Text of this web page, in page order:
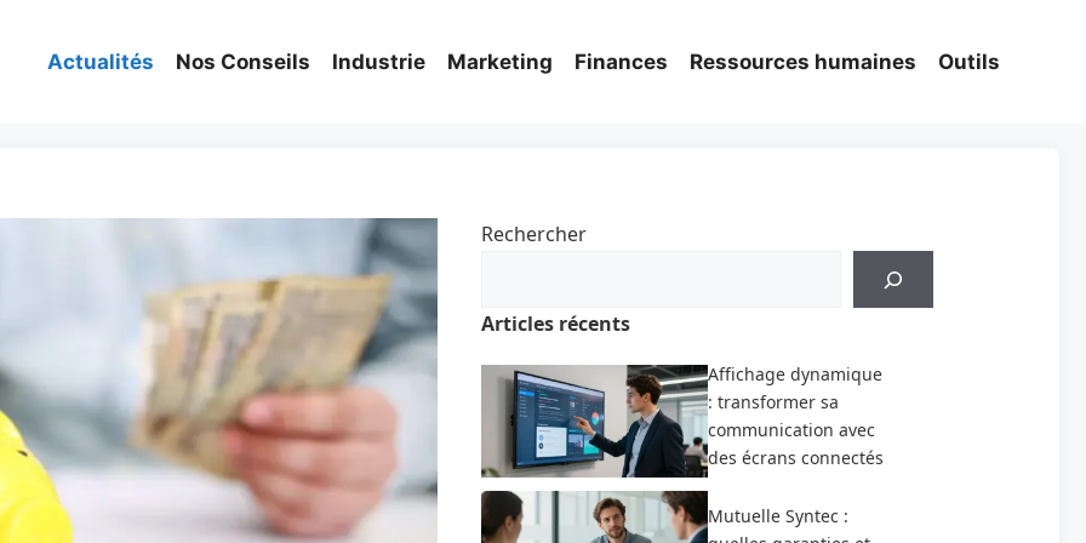
Actualités Nos Conseils Industrie Marketing Finances Ressources humaines Outils
Rechercher
Articles récents
Affichage dynamique
: transformer sa
communication avec
des écrans connectés
Mutuelle Syntec :